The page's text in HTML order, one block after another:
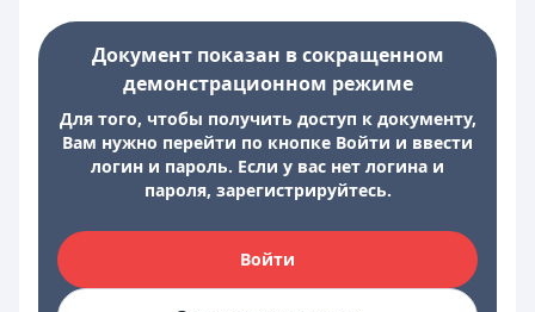
Документ показан в сокращенном
демонстрационном режиме
Для того, чтобы получить доступ к документу,
Вам нужно перейти по кнопке Войти и ввести
логин и пароль. Если у вас нет логина и
пароля, зарегистрируйтесь.
Войти